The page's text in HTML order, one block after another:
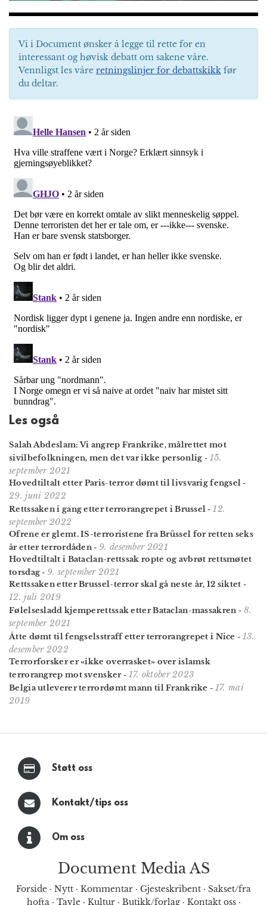
Vi i Document ønsker å legge til rette for en
interessant og høvisk debatt om sakene våre.
Vennligst les våre retningslinjer for debattskikk før
du deltar.
Les også
Salah Abdeslam: Vi angrep Frankrike, målrettet mot
sivilbefolkningen, men det var ikke personlig - 15.
september 2021
Hovedtiltalt etter Paris-terror dømt til livsvarig fengsel -
29. juni 2022
Rettssaken i gang etter terrorangrepet i Brussel -12.
september 2022
Ofrene er glemt. IS-terroristene fra Brüssel for retten seks
år etter terrordåden-9. desember 2021
Hovedtiltalt i Bataclan-rettssak ropte og avbrøt rettsmøtet
torsdag -9. september 2021
Rettssaken etter Brussel-terror skal gå neste år, 12 siktet -
12. juli 2019
Følelsesladd kjemperettssak etter Bataclan-massakren- 8.
september 2021
Åtte dømt til fengsels­straff etter terror­angrepet i Nice - 13.
desember 2022
Terrorforsker er «ikke overrasket» over islamsk
terrorangrep mot svensker- 17. oktober 2023
Belgia utleverer terrordømt mann til Frankrike - 17. mai
2019
Støtt oss
Kontakt/tips oss
Om oss
Document Media AS
Forside · Nytt · Kommentar · Gjesteskribent · Sakset/fra
hofta · Tavle· Kultur· Butikk/forlag· Kontakt oss·